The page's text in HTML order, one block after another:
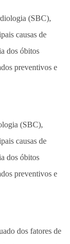
(SBC),
causas de
dos óbitos
preventivos e